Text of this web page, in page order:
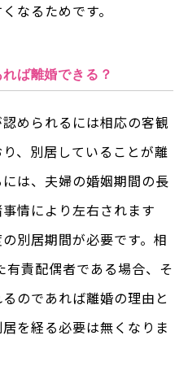
なるためです。
ば離婚できる？
められるには相応の客観
、別居していることが離
は、夫婦の婚姻期間の長
情により左右されます
別居期間が必要です。相
有責配偶者である場合、そ
のであれば離婚の理由と
を経る必要は無くなりま